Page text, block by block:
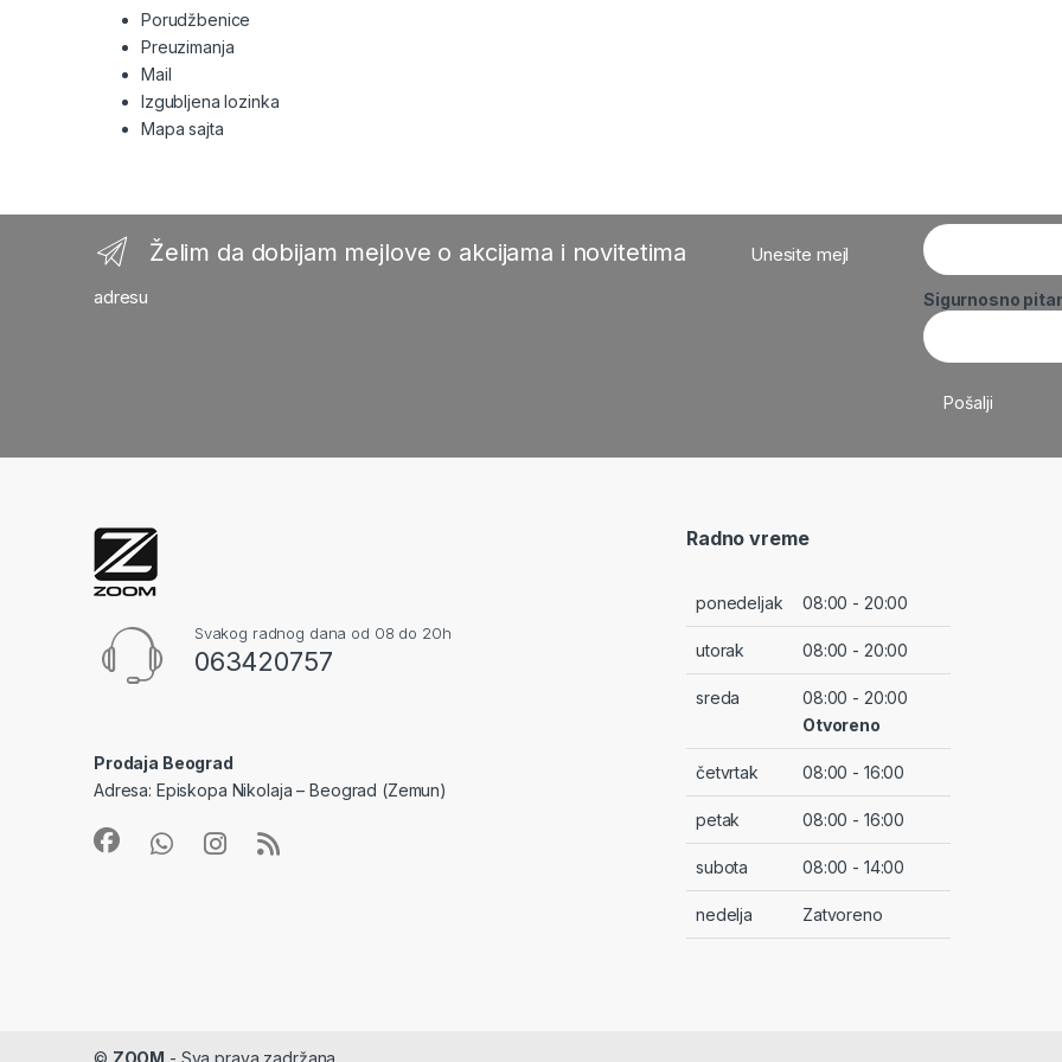
Porudžbenice
Preuzimanja
Mail
Izgubljena lozinka
Mapa sajta
Želim da dobijam mejlove o akcijama i novitetima
Unesite mejl
adresu
Sigurnosno
Svakog radnog dana od 08 do 20h
063420757
Prodaja Beograd
Adresa: Episkopa Nikolaja – Beograd (Zemun)
Radno vreme
ponedeljak 08:00 - 20:00
utorak 08:00 - 20:00
sreda
08:00 - 20:00
Otvoreno
četvrtak 08:00 - 16:00
petak 08:00 - 16:00
subota 08:00 - 14:00
nedelja Zatvoreno
© ZOOM - Sva prava zadržana